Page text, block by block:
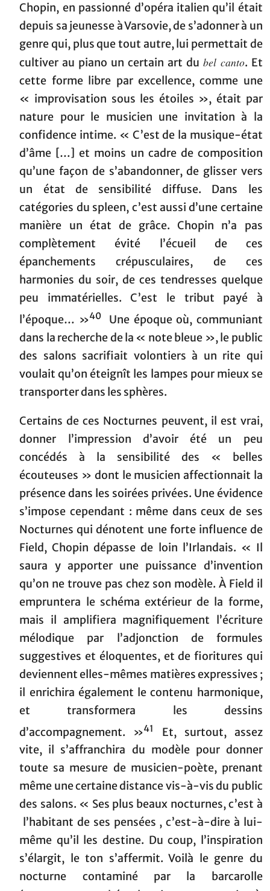
Chopin, en passionné d’opéra italien qu’il était
depuis sa jeunesse à Varsovie, de s’adonner à un
genre qui, plus que tout autre, lui permettait de
cultiver au piano un certain art du bel canto. Et
cette forme libre par excellence, comme une
« improvisation sous les étoiles », était par
nature pour le musicien une invitation à la
confidence intime. « C’est de la musique-état
d’âme […] et moins un cadre de composition
qu’une façon de s’abandonner, de glisser vers
un état de sensibilité diffuse. Dans les
catégories du spleen, c’est aussi d’une certaine
manière un état de grâce. Chopin n’a pas
complètement évité l’écueil de ces
épanchements crépusculaires, de ces
harmonies du soir, de ces tendresses quelque
peu immatérielles. C’est le tribut payé à
l’époque… »40Une époque où, communiant
dans la recherche de la « note bleue », le public
des salons sacrifiait volontiers à un rite qui
voulait qu’on éteignît les lampes pour mieux se
transporter dans les sphères.
Certains de ces Nocturnes peuvent, il est vrai,
donner l’impression d’avoir été un peu
concédés à la sensibilité des « belles
écouteuses » dont le musicien affectionnait la
présence dans les soirées privées. Une évidence
s’impose cependant : même dans ceux de ses
Nocturnes qui dénotent une forte influence de
Field, Chopin dépasse de loin l’Irlandais. « Il
saura y apporter une puissance d’invention
qu’on ne trouve pas chez son modèle. À Field il
empruntera le schéma extérieur de la forme,
mais il amplifiera magnifiquement l’écriture
mélodique par l’adjonction de formules
suggestives et éloquentes, et de fioritures qui
deviennent elles-mêmes matières expressives ;
il enrichira également le contenu harmonique,
et transformera les dessins
d’accompagnement. »41
Et, surtout, assez
vite, il s’affranchira du modèle pour donner
toute sa mesure de musicien-poète, prenant
même une certaine distance vis-à-vis du public
des salons. « Ses plus beaux nocturnes, c’est à
l’habitant de ses pensées , c’est-à-dire à lui-
même qu’il les destine. Du coup, l’inspiration
s’élargit, le ton s’affermit. Voilà le genre du
nocturne contaminé par la barcarolle